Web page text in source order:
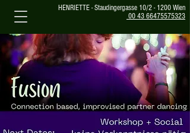
HENRIETTE - Staudingergasse 10/2 - 1200 Wien
00 43 66475575323